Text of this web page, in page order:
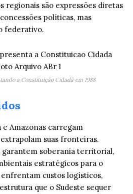
regionais são expressões diretas
políticas, mas
federativo.
a Constituição Cidadã em 1988
e Amazonas carregam
suas fronteiras.
garantem soberania territorial,
estratégicos para o
enfrentam custos logísticos,
que o Sudeste sequer